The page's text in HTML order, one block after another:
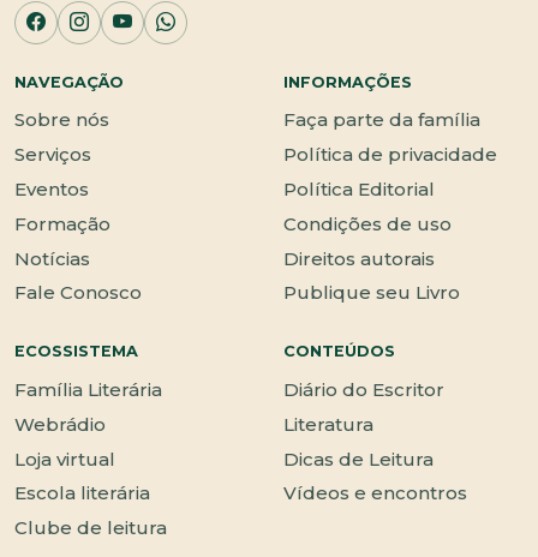
NAVEGAÇÃO
Sobre nós
Serviços
Eventos
Formação
Notícias
Fale Conosco
INFORMAÇÕES
Faça parte da família
Política de privacidade
Política Editorial
Condições de uso
Direitos autorais
Publique seu Livro
ECOSSISTEMA
Família Literária
Webrádio
Loja virtual
Escola literária
Clube de leitura
CONTEÚDOS
Diário do Escritor
Literatura
Dicas de Leitura
Vídeos e encontros